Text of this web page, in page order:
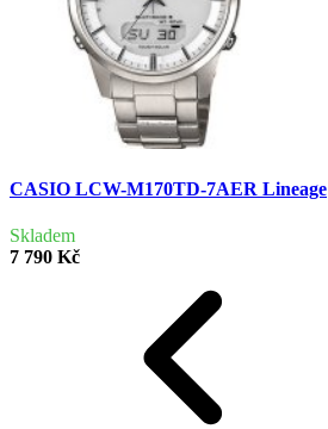
CASIO LCW-M170TD-7AER Lineage
Skladem
7 790 Kč